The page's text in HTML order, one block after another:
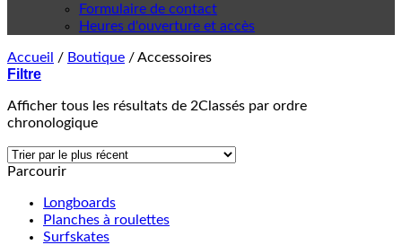
Formulaire de contact
Heures d'ouverture et accès
Accueil / Boutique /Accessoires
Filtre
Afficher tous les résultats de 2Classés par ordre
chronologique
Parcourir
Longboards
Planches à roulettes
Surfskates